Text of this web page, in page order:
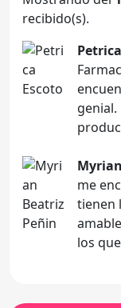
recibido(s).
me
tienen
los